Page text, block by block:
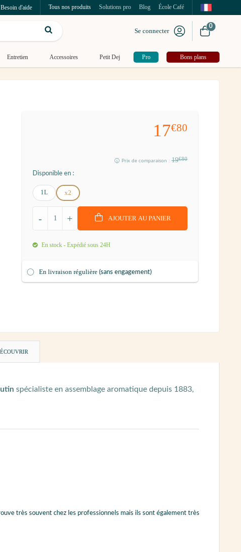
Besoin d'aide Tous nos produits Solutions pro Blog École Café
Se connecter
0
Entretien Accessoires Petit Dej Pro Bons plans
17€80
Prix de comparaison : 19€80
Disponible en :
1L x2
+
- AJOUTER AU PANIER
En stock - Expédié sous 24H
En livraison régulière(sans engagement)
spécialiste en assemblage aromatique depuis 1883,
très souvent chez les professionnels mais ils sont également très